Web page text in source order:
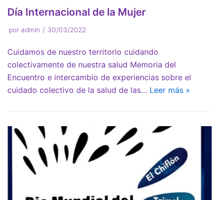
Día Internacional de la Mujer
por admin 30/03/2022
Cuidamos de nuestro territorio cuidando
colectivamente de nuestra salud Memoria del
Encuentro e intercambio de experiencias sobre el
cuidado colectivo de la salud de las… Leer más »